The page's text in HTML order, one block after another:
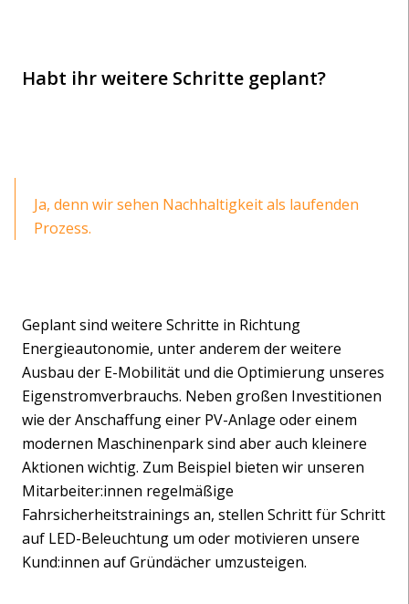
Habt ihr weitere Schritte geplant?
Ja, denn wir sehen Nachhaltigkeit als laufenden
Prozess.
Geplant sind weitere Schritte in Richtung
Energieautonomie, unter anderem der weitere
Ausbau der E-Mobilität und die Optimierung unseres
Eigenstromverbrauchs. Neben großen Investitionen
wie der Anschaffung einer PV-Anlage oder einem
modernen Maschinenpark sind aber auch kleinere
Aktionen wichtig. Zum Beispiel bieten wir unseren
Mitarbeiter:innen regelmäßige
Fahrsicherheitstrainings an, stellen Schritt für Schritt
auf LED-Beleuchtung um oder motivieren unsere
Kund:innen auf Gründächer umzusteigen.